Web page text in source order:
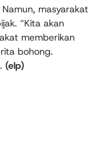
masyarakat
“Kita akan
memberikan
bohong.
(elp)